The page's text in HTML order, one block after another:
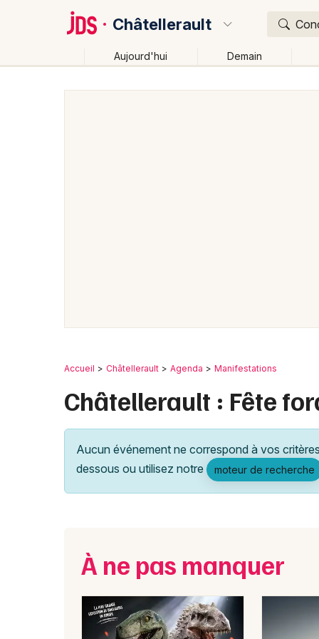
Châtellerault
Aujourd'hui Demain
Accueil Châtellerault Agenda Manifestations
Châtellerault : Fête
Aucun événement ne correspond à vos
dessous ou utilisez notre
moteur de recherche
À ne pas manquer